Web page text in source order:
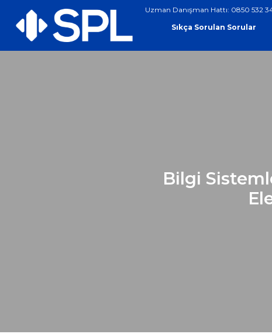
Uzman Danışman Hattı: 0850 532
Sıkça Sorulan Sorular
Bilgi